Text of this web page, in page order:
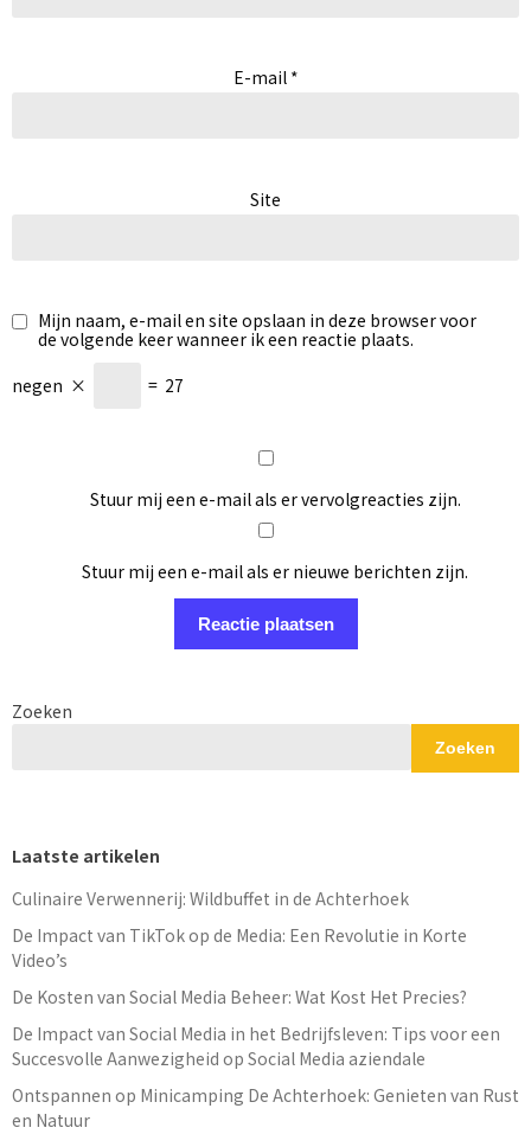
E-mail *
Site
Mijn naam, e-mail en site opslaan in deze browser voor
de volgende keer wanneer ik een reactie plaats.
negen × = 27
Stuur mij een e-mail als er vervolgreacties zijn.
Stuur mij een e-mail als er nieuwe berichten zijn.
Zoeken
Zoeken
Laatste artikelen
Culinaire Verwennerij: Wildbuffet in de Achterhoek
De Impact van TikTok op de Media: Een Revolutie in Korte
Video’s
De Kosten van Social Media Beheer: Wat Kost Het Precies?
De Impact van Social Media in het Bedrijfsleven: Tips voor een
Succesvolle Aanwezigheid op Social Media aziendale
Ontspannen op Minicamping De Achterhoek: Genieten van Rust
en Natuur